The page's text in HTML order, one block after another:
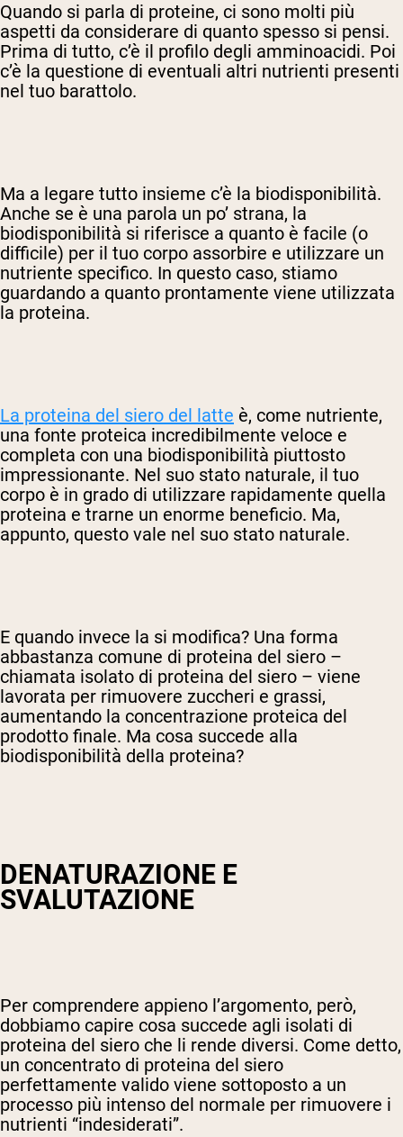
Quando si parla di proteine, ci sono molti più
aspetti da considerare di quanto spesso si pensi.
Prima di tutto, c’è il profilo degli amminoacidi. Poi
c’è la questione di eventuali altri nutrienti presenti
nel tuo barattolo.
Ma a legare tutto insieme c’è la biodisponibilità.
Anche se è una parola un po’ strana, la
biodisponibilità si riferisce a quanto è facile (o
difficile) per il tuo corpo assorbire e utilizzare un
nutriente specifico. In questo caso, stiamo
guardando a quanto prontamente viene utilizzata
la proteina.
La proteina del siero del latte è, come nutriente,
una fonte proteica incredibilmente veloce e
completa con una biodisponibilità piuttosto
impressionante. Nel suo stato naturale, il tuo
corpo è in grado di utilizzare rapidamente quella
proteina e trarne un enorme beneficio. Ma,
appunto, questo vale nel suo stato naturale.
E quando invece la si modifica? Una forma
abbastanza comune di proteina del siero –
chiamata isolato di proteina del siero – viene
lavorata per rimuovere zuccheri e grassi,
aumentando la concentrazione proteica del
prodotto finale. Ma cosa succede alla
biodisponibilità della proteina?
DENATURAZIONE E
SVALUTAZIONE
Per comprendere appieno l’argomento, però,
dobbiamo capire cosa succede agli isolati di
proteina del siero che li rende diversi. Come detto,
un concentrato di proteina del siero
perfettamente valido viene sottoposto a un
processo più intenso del normale per rimuovere i
nutrienti “indesiderati”.